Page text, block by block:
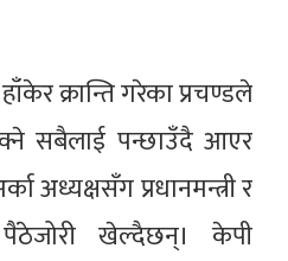
क्रान्ति गरेका प्रचण्डले
सबैलाई पन्छाउँदै आएर
अध्यक्षसँग प्रधानमन्त्री र
खेल्दैछन्। केपी